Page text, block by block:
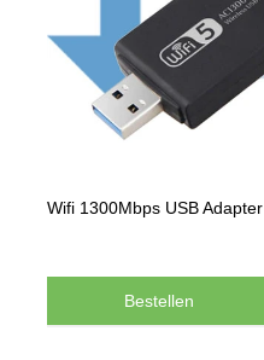
Wifi 1300Mbps USB Adapter
Bestellen